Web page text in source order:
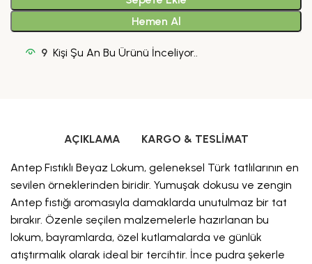
Hemen Al
9 Kişi Şu An Bu Ürünü İnceliyor..
AÇIKLAMA KARGO & TESLIMAT
Antep Fıstıklı Beyaz Lokum, geleneksel Türk tatlılarının en
sevilen örneklerinden biridir. Yumuşak dokusu ve zengin
Antep fıstığı aromasıyla damaklarda unutulmaz bir tat
bırakır. Özenle seçilen malzemelerle hazırlanan bu
lokum, bayramlarda, özel kutlamalarda ve günlük
atıştırmalık olarak ideal bir tercihtir. İnce pudra şekerle